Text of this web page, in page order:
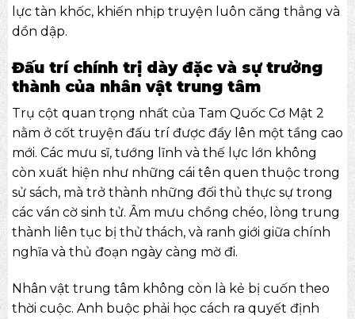
lực tàn khốc, khiến nhịp truyện luôn căng thẳng và
dồn dập.
Đấu trí chính trị dày đặc và sự trưởng
thành của nhân vật trung tâm
Trụ cột quan trọng nhất của Tam Quốc Cơ Mật 2
nằm ở cốt truyện đấu trí được đẩy lên một tầng cao
mới. Các mưu sĩ, tướng lĩnh và thế lực lớn không
còn xuất hiện như những cái tên quen thuộc trong
sử sách, mà trở thành những đối thủ thực sự trong
các ván cờ sinh tử. Âm mưu chồng chéo, lòng trung
thành liên tục bị thử thách, và ranh giới giữa chính
nghĩa và thủ đoạn ngày càng mờ đi.
Nhân vật trung tâm không còn là kẻ bị cuốn theo
thời cuộc. Anh buộc phải học cách ra quyết định